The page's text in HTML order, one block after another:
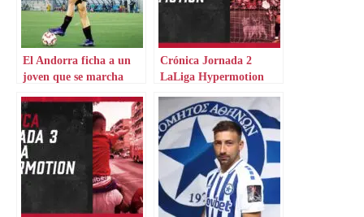
El Andorra ficha a un
joven que se marcha
Crónica Jornada 2
LaLiga Hypermotion